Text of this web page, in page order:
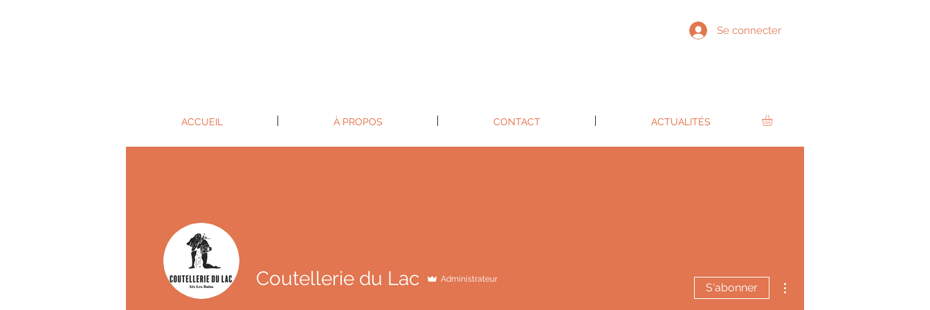
Se connecter
ACCUEIL À PROPOS CONTACT ACTUALITÉS
Coutellerie du Lac Administrateur
S'abonner